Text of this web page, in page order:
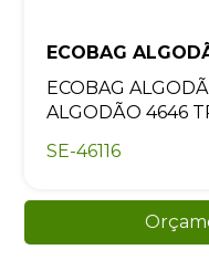
ECOBAG
ECOBAG
ALGODÃO 4646
SE-46116